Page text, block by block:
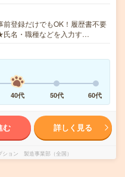
登録だけでもOK！履歴書不要
名・職種などを入力す…
40代 50代 60代
む 詳しく見る
ョン 製造事業部（全国）